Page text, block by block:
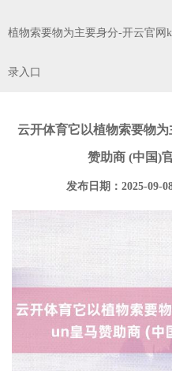
植物索要物为主要身分-开云官网
录入口
云开体育它以植物索要物
赞助商 (中国)
发布日期：2025-09-